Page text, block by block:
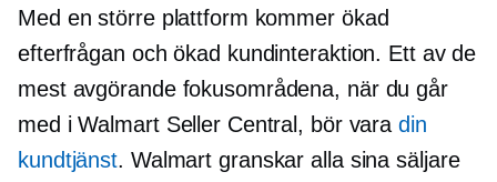
Med en större plattform kommer ökad
efterfrågan och ökad kundinteraktion. Ett av de
mest avgörande fokusområdena, när du går
med i Walmart Seller Central, bör varadin
kundtjänst. Walmart granskar alla sina säljare